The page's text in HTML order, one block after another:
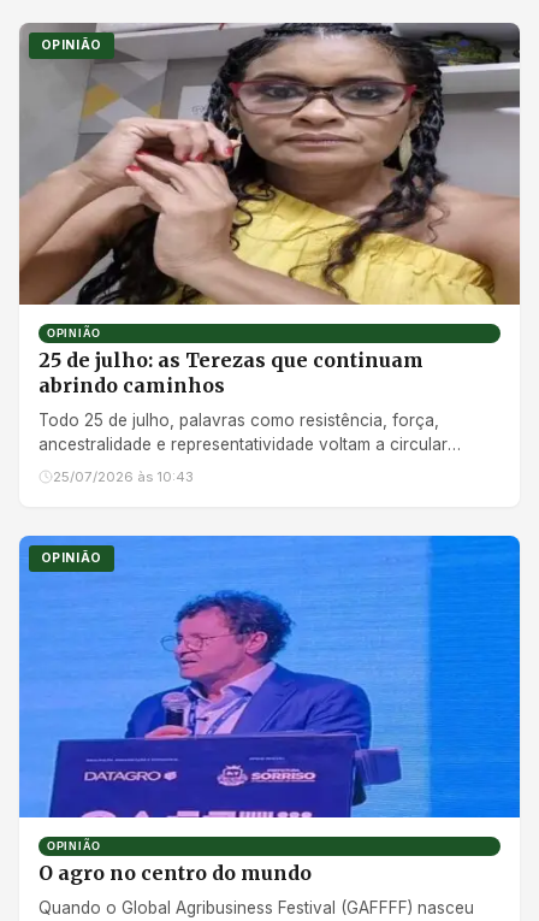
OPINIÃO
OPINIÃO
25 de julho: as Terezas que continuam
abrindo caminhos
Todo 25 de julho, palavras como resistência, força,
ancestralidade e representatividade voltam a circular
quando falamos...
25/07/2026 às 10:43
OPINIÃO
OPINIÃO
O agro no centro do mundo
Quando o Global Agribusiness Festival (GAFFFF) nasceu